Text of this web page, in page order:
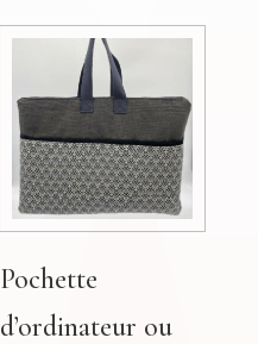
Pochette
d’ordinateur ou